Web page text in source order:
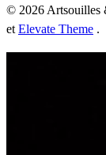
© 2026 Artsouilles
et Elevate Theme .